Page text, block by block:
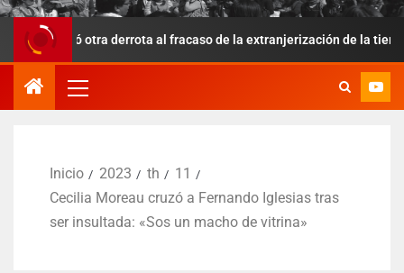
otra derrota al fracaso de la extranjerización de la tierra
Inicio 2023 th
11
Cecilia Moreau cruzó a Fernando Iglesias tras
ser insultada: «Sos un macho de vitrina»